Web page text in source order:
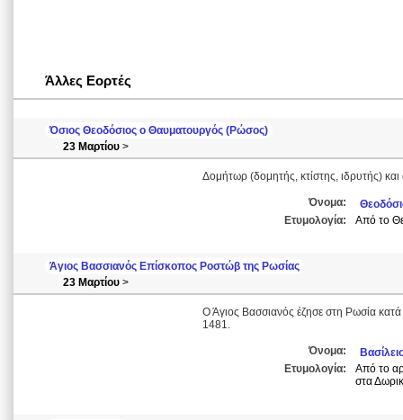
Άλλες Εορτές
Όσιος Θεοδόσιος ο Θαυματουργός (Ρώσος)
23 Μαρτίου >
Δομήτωρ (δομητής, κτίστης, ιδρυτής)
Όνομα:
Ετυμολογία:
Από το
Άγιος Βασσιανός Επίσκοπος Ροστώβ της Ρωσίας
23 Μαρτίου >
Ο Άγιος Βασσιανός έζησε στη Ρωσία
1481.
Όνομα:
Ετυμολογία:
Από το
στα